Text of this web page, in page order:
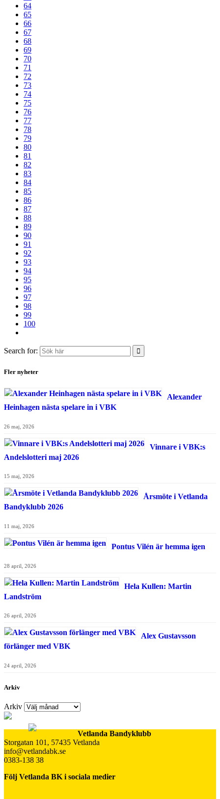
64
65
66
67
68
69
70
71
72
73
74
75
76
77
78
79
80
81
82
83
84
85
86
87
88
89
90
91
92
93
94
95
96
97
98
99
100
Search for:
Fler nyheter
Alexander
Heinhagen nästa spelare in i VBK
26 maj, 2026
Vinnare i VBK:s
Andelslotteri maj 2026
15 maj, 2026
Årsmöte i Vetlanda
Bandyklubb 2026
11 maj, 2026
Pontus Vilén är hemma igen
28 april, 2026
Hela Kullen: Martin
Landström
26 april, 2026
Alex Gustavsson
förlänger med VBK
24 april, 2026
Arkiv
Arkiv
Vetlanda Bandyklubb
Storgatan 101, 57435 Vetlanda
info@vetlandabk.se
0383-138 38
Följ Vetlanda BK i sociala medier